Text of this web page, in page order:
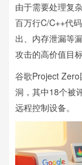
由于需要处理复
百万行C/C++代
出、内存泄漏等
攻击的高价值目标
谷歌Project
洞，其中18个被
远程控制设备。